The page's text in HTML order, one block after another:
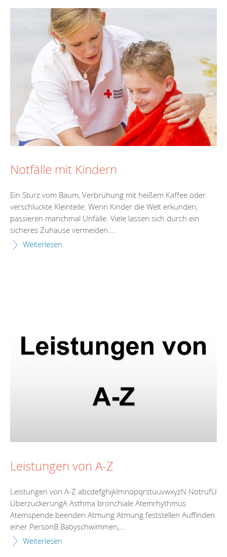
Notfälle mit Kindern
Ein Sturz vom Baum, Verbrühung mit heißem Kaffee oder
verschluckte Kleinteile: Wenn Kinder die Welt erkunden,
passieren manchmal Unfälle. Viele lassen sich durch ein
sicheres Zuhause vermeiden....
Weiterlesen
Leistungen von A-Z
Leistungen von A-Z abcdefghijklmnopqrstüuvwxyzN NotrufÜ
ÜberzuckerungA Asthma bronchiale Atemrhythmus
Atemspende beenden Atmung Atmung feststellen Auffinden
einer PersonB Babyschwimmen,...
Weiterlesen